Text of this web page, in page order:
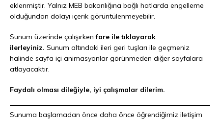
eklenmiştir. Yalnız MEB bakanlığına bağlı hatlarda engelleme
olduğundan dolayı içerik görüntülenmeyebilir.
Sunum üzerinde çalışırkenfare ile tıklayarak
ilerleyiniz. Sunum altındaki ileri geri tuşları ile geçmeniz
halinde sayfa içi animasyonlar görünmeden diğer sayfalara
atlayacaktır.
Faydalı olması dileğiyle, iyi çalışmalar dilerim.
Sunuma başlamadan önce daha önce öğrendiğimiz iletişim